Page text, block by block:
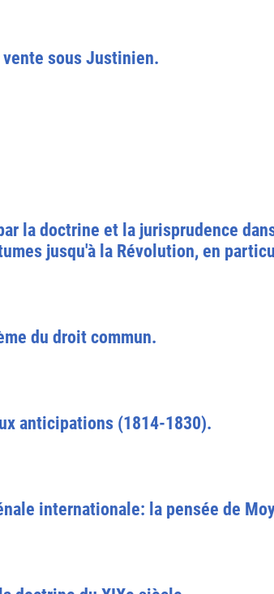
sous Justinien.
la doctrine et la jurisprudence
jusqu'à la Révolution, en
du droit commun.
anticipations (1814-1830).
internationale: la pensée de